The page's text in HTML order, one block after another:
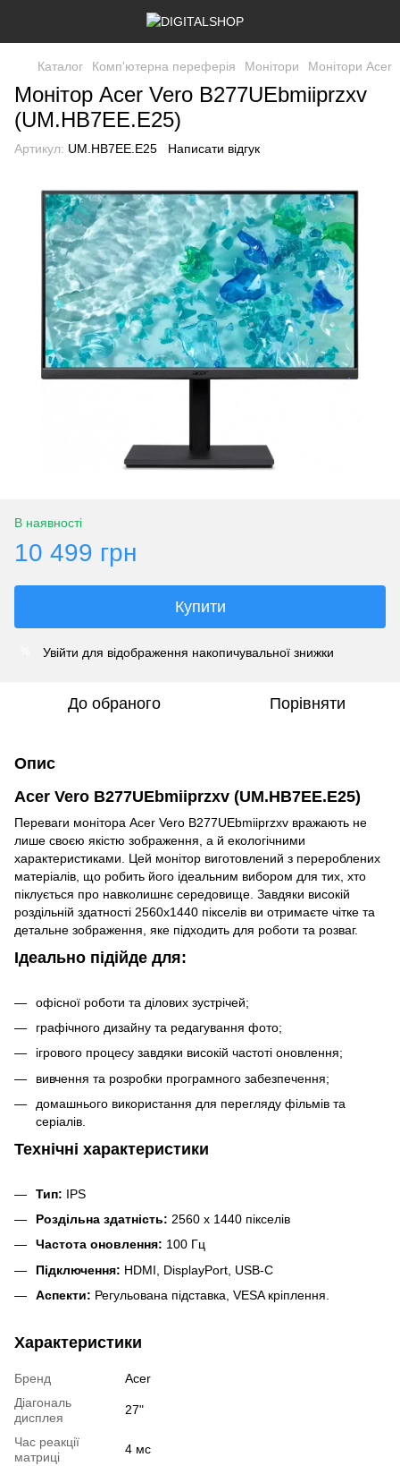
Каталог Комп'ютерна переферія Монітори Монітори Acer
Монітор Acer Vero B277UEbmiiprzxv
(UM.HB7EE.E25)
Артикул: UM.HB7EE.E25 Написати відгук
В наявності
10 499 грн
Купити
Увійти для відображення накопичувальної знижки
До обраного Порівняти
Опис
Acer Vero B277UEbmiiprzxv (UM.HB7EE.E25)
Переваги монітора Acer Vero B277UEbmiiprzxv вражають не
лише своєю якістю зображення, а й екологічними
характеристиками. Цей монітор виготовлений з перероблених
матеріалів, що робить його ідеальним вибором для тих, хто
піклується про навколишнє середовище. Завдяки високій
роздільній здатності 2560x1440 пікселів ви отримаєте чітке та
детальне зображення, яке підходить для роботи та розваг.
Ідеально підійде для:
офісної роботи та ділових зустрічей;
графічного дизайну та редагування фото;
ігрового процесу завдяки високій частоті оновлення;
вивчення та розробки програмного забезпечення;
домашнього використання для перегляду фільмів та
серіалів.
Технічні характеристики
Тип: IPS
Роздільна здатність: 2560 x 1440 пікселів
Частота оновлення: 100 Гц
Підключення: HDMI, DisplayPort, USB-C
Аспекти: Регульована підставка, VESA кріплення.
Характеристики
Бренд
Acer
Діагональ
дисплея
27"
Час реакції
матриці
4 мс